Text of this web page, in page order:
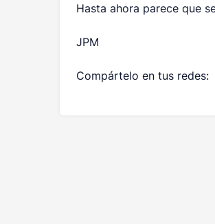
Hasta ahora parece que
JPM
Compártelo en tus redes: